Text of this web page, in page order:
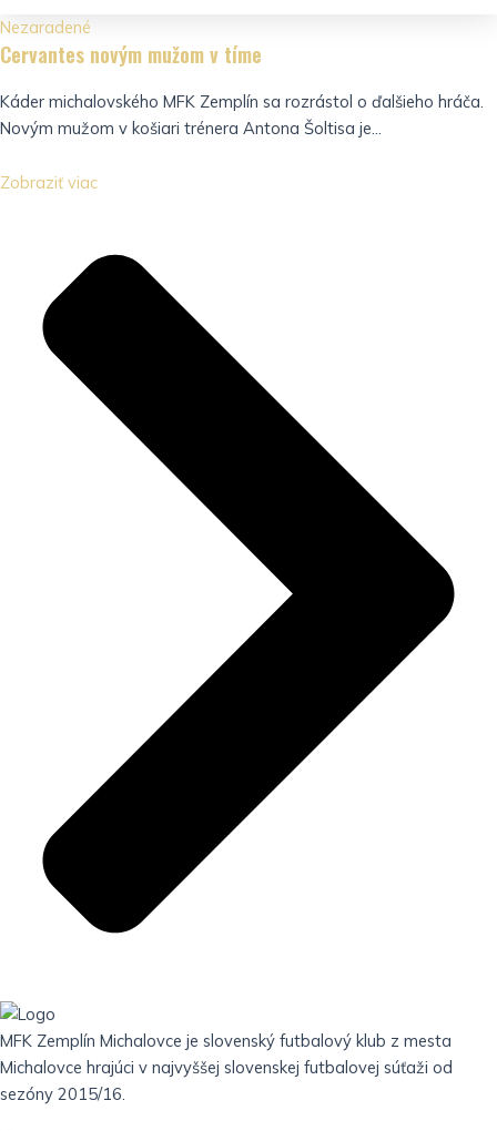
Nezaradené
Cervantes novým mužom v tíme
Káder michalovského MFK Zemplín sa rozrástol o ďalšieho hráča.
Novým mužom v košiari trénera Antona Šoltisa je...
Zobraziť viac
MFK Zemplín Michalovce je slovenský futbalový klub z mesta
Michalovce hrajúci v najvyššej slovenskej futbalovej súťaži od
sezóny 2015/16.